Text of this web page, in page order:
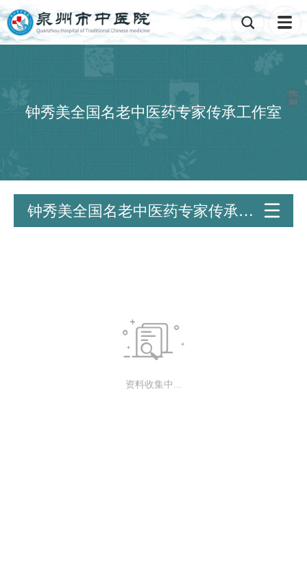

钟秀美全国名老中医药专家传承工作室
钟秀美全国名老中医药专家传承工
作室


资料收集中...